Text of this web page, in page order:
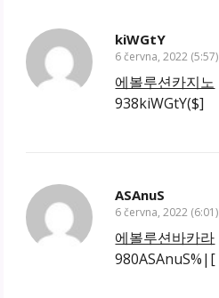
kiWGtY
6 června, 2022 (5:57)
에볼루션카지노
938kiWGtY($]
ASAnuS
6 června, 2022 (6:01)
에볼루션바카라
980ASAnuS%|[